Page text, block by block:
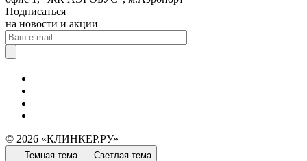
Подписаться
на новости и акции
© 2026 «КЛИНКЕР.РУ»
Темная тема Светлая тема